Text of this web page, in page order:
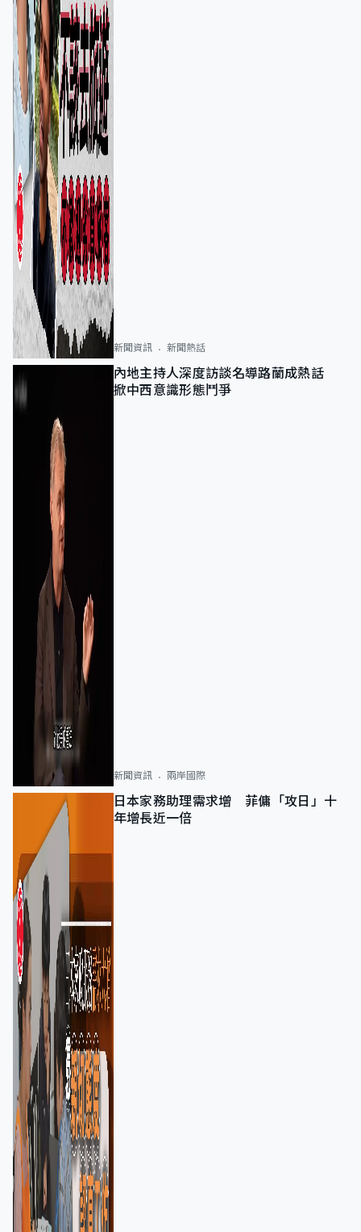
新聞資訊 新聞熱話
內地主持人深度訪談名導路蘭成熱話
掀中西意識形態鬥爭
新聞資訊 兩岸國際
日本家務助理需求增 菲傭「攻日」十
年增長近一倍